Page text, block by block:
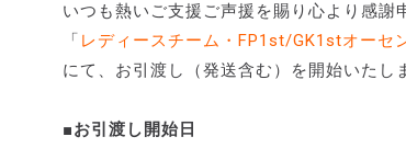
いつも熱いご支援ご声援を賜り心より感謝
「 レディースチーム・FP1st/GK1stオーセ
にて、お引渡し（発送含む）を開始いたし
■お引渡し開始日